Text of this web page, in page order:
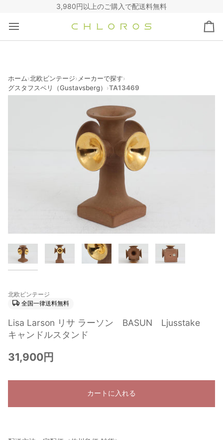
3,980円以上のご購入で配送料無料
カ
ー
ホーム›北欧ビンテージ› メーカーで探す›
グスタフスベリ（Gustavsberg） ›TA13469
北欧ビンテージ
全国一律送料無料
Lisa Larson リサ ラーソン BASUN Ljusstake
キャンドルスタンド
31,900円
カートに入れる